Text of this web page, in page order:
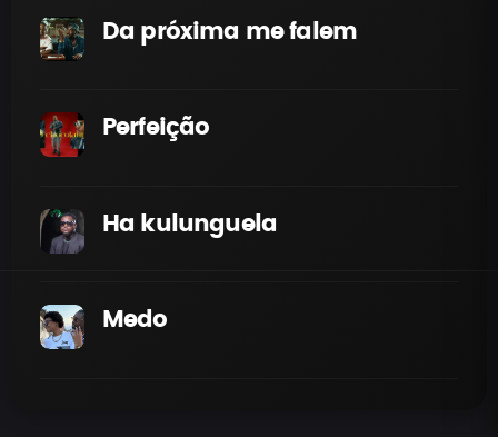
Da próxima me falem
Perfeição
Ha kulunguela
Medo